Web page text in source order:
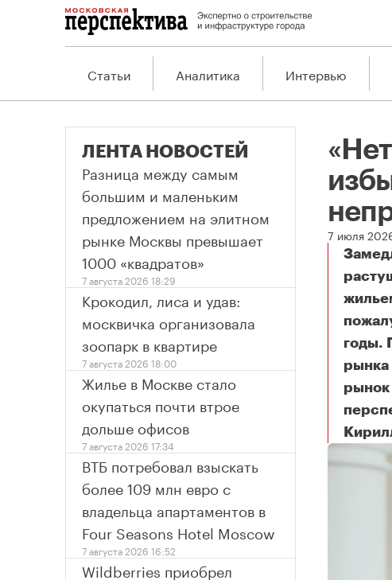
Статьи Аналитика Интервью
7 июля
годы.
рынка
рынок
ЛЕНТА НОВОСТЕЙ
Разница между самым
большим и маленьким
предложением на элитном
рынке Москвы превышает
1000 «квадратов»
7 августа 2026 18:29
Крокодил, лиса и удав:
москвичка организовала
зоопарк в квартире
7 августа 2026 18:00
Жилье в Москве стало
окупаться почти втрое
дольше офисов
7 августа 2026 17:34
ВТБ потребовал взыскать
более 109 млн евро с
владельца апартаментов в
Four Seasons Hotel Moscow
7 августа 2026 16:52
Wildberries приобрел